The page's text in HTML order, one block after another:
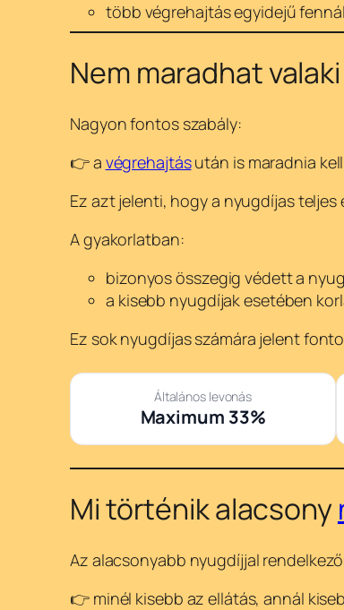
több végrehajtás egyidejű
Nem maradhat
Nagyon fontos szabály:
👉 a végrehajtásután is maradnia
Ez azt jelenti, hogy a nyugdíjas
A gyakorlatban:
bizonyos összegig védett a
a kisebb nyugdíjak esetében
Ez sok nyugdíjas számára jelent
Általános levonás
Maximum 33%
Mi történik alacsony
Az alacsonyabb nyugdíjjal
👉 minél kisebb az ellátás, annál